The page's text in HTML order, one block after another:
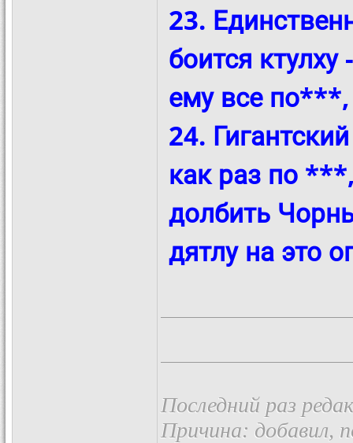
23.
боится
ему все
24.
как раз по
долбить
дятлу на это
Последний раз
Причина: добавил,